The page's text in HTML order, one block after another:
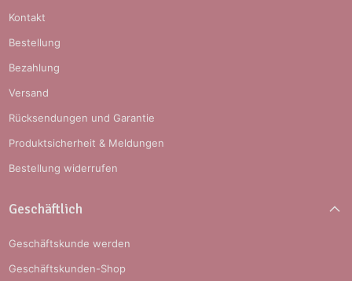
Kontakt
Bestellung
Bezahlung
Versand
Rücksendungen und Garantie
Produktsicherheit & Meldungen
Bestellung widerrufen
Geschäftlich
Geschäftskunde werden
Geschäftskunden-Shop